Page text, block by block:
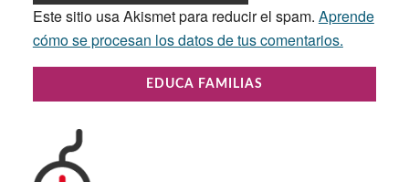
Este sitio usa Akismet para reducir el spam. Aprende
cómo se procesan los datos de tus comentarios.
Sidebar
EDUCA FAMILIAS